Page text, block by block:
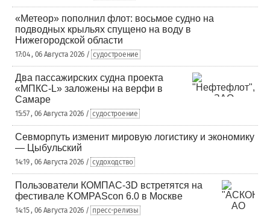
«Метеор» пополнил флот: восьмое судно на
подводных крыльях спущено на воду в
Нижегородской области
17:04 , 06 Августа 2026 / судостроение
Два пассажирских судна проекта
«МПКС-L» заложены на верфи в
Самаре
15:57 , 06 Августа 2026 / судостроение
Севморпуть изменит мировую логистику и экономику
— Цыбульский
14:19 , 06 Августа 2026 / судоходство
Пользователи КОМПАС-3D встретятся на
фестивале KOMPAScon 6.0 в Москве
14:15 , 06 Августа 2026 / пресс-релизы